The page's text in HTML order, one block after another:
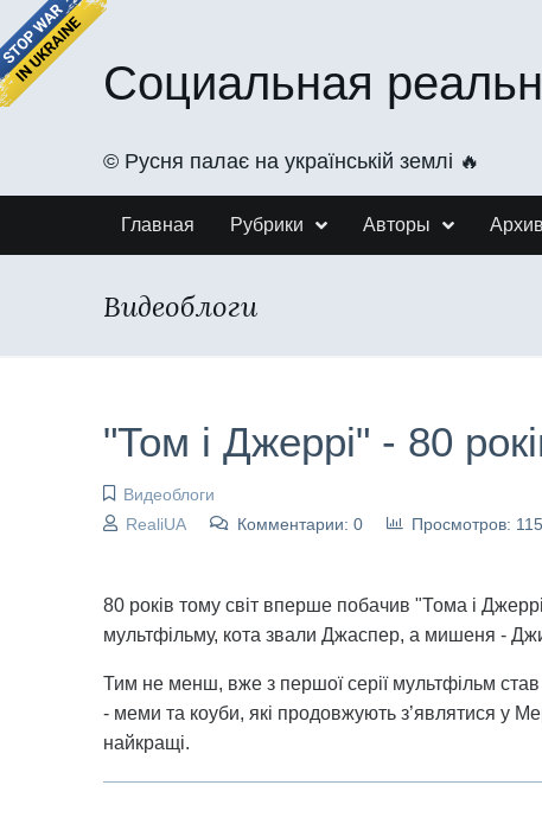
Социальная
©️ Русня палає на українській землі 🔥
Главная Рубрики Авторы Архив
Видеоблоги
"Том і Джеррі" - 80
Видеоблоги
RealiUA
Комментарии: 0 Просмотров:
80 років тому світ вперше побачив "Тома і
мультфільму, кота звали Джаспер, а мишеня -
Тим не менш, вже з першої серії мультфільм
- меми та коуби, які продовжують з’являтися у
найкращі.